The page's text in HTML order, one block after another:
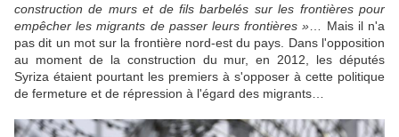
construction de murs et de fils barbelés sur les frontières pour
empêcher les migrants de passer leurs frontières » … Mais il n'a
pas dit un mot sur la frontière nord-est du pays. Dans l'opposition
au moment de la construction du mur, en 2012, les députés
Syriza étaient pourtant les premiers à s'opposer à cette politique
de fermeture et de répression à l'égard des migrants…